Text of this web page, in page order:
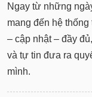
Ngay từ những
mang đến hệ
– cập nhật – đầy
và tự tin đưa ra
mình.